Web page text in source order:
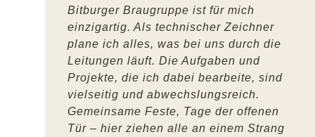
Bitburger Braugruppe ist für mich
einzigartig. Als technischer Zeichner
plane ich alles, was bei uns durch die
Leitungen läuft. Die Aufgaben und
Projekte, die ich dabei bearbeite, sind
vielseitig und abwechslungsreich.
Gemeinsame Feste, Tage der offenen
Tür – hier ziehen alle an einem Strang